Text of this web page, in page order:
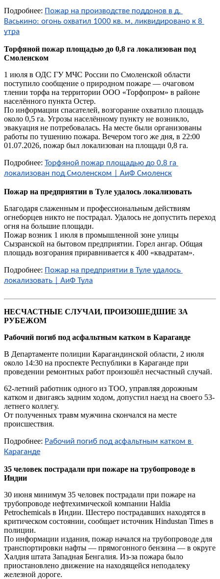
Подробнее: Пожар на производстве поддонов в д.
Васькино: огонь охватил 1000 кв. м, ликвидировано к 8
утра
Торфяной пожар площадью до 0,8 га локализован под
Смоленском
1 июля в ОДС ГУ МЧС России по Смоленской области
поступило сообщение о природном пожаре — очаговом
тлении торфа на территории ООО «Торфопром» в районе
населённого пункта Остер.
По информации спасателей, возгорание охватило площадь
около 0,5 га. Угрозы населённому пункту не возникло,
эвакуация не потребовалась. На месте были организованы
работы по тушению пожара. Вечером того же дня, в 22:00
01.07.2026, пожар был локализован на площади 0,8 га.
Подробнее: Торфяной пожар площадью до 0,8 га
локализован под Смоленском | АиФ Смоленск
Пожар на предприятии в Туле удалось локализовать
Благодаря слаженным и профессиональным действиям
огнеборцев никто не пострадал. Удалось не допустить переход
огня на большие площади.
Пожар возник 1 июля в промышленной зоне улицы
Сызранской на бытовом предприятии. Горел ангар. Общая
площадь возгорания приравнивается к 400 «квадратам».
Подробнее: Пожар на предприятии в Туле удалось
локализовать | АиФ Тула
НЕСЧАСТНЫЕ СЛУЧАИ, ПРОИЗОШЕДШИЕ ЗА
РУБЕЖОМ
Рабочий погиб под асфальтным катком в Караганде
В Департаменте полиции Карагандинской области, 2 июля
около 14:30 на проспекте Республики в Караганде при
проведении ремонтных работ произошёл несчастный случай.
62-летний работник одного из ТОО, управляя дорожным
катком и двигаясь задним ходом, допустил наезд на своего 53-
летнего коллегу.
От полученных травм мужчина скончался на месте
происшествия.
Подробнее: Рабочий погиб под асфальтным катком в
Караганде
35 человек пострадали при пожаре на трубопроводе в
Индии
30 июня минимум 35 человек пострадали при пожаре на
трубопроводе нефтехимической компании Haldia
Petrochemicals в Индии. Шестеро пострадавших находятся в
критическом состоянии, сообщает источник Hindustan Times в
полиции.
По информации издания, пожар начался на трубопроводе для
транспортировки нафты — прямогонного бензина — в округе
Халдия штата Западная Бенгалия. Из-за пожара было
приостановлено движение на находящейся неподалеку
железной дороге.